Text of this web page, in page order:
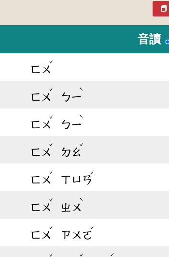
音讀
ㄈㄨ
ˇ
ㄈㄨ
ˇ
ㄅㄧ
ˋ
ㄈㄨ
ˇ
ㄅㄧ
ˋ
ㄈㄨ
ˇ
ㄉㄠ
ˇ
ㄈㄨ
ˇ
ㄒㄩㄢ
ˇ
ㄈㄨ
ˇ
ㄓㄨ
ˋ
ㄈㄨ
ˇ
ㄗㄨㄛ
ˇ
ˇ ˇ ˊ